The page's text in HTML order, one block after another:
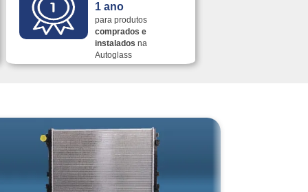
1 ano
para produtos
comprados e
instalados na
Autoglass